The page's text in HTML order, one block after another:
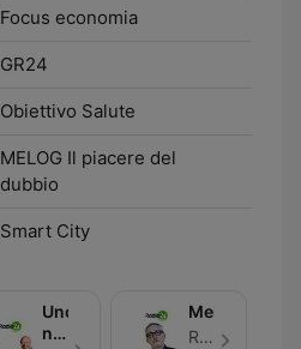
Focus economia
GR24
Obiettivo Salute
MELOG Il piacere del
dubbio
Smart City
Uno,
nessuno,
Melog
Radio 24 - Odcinek 30